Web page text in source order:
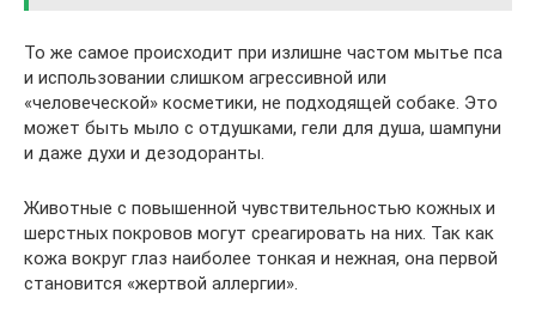
То же самое происходит при излишне частом мытье пса
и использовании слишком агрессивной или
«человеческой» косметики, не подходящей собаке. Это
может быть мыло с отдушками, гели для душа, шампуни
и даже духи и дезодоранты.
Животные с повышенной чувствительностью кожных и
шерстных покровов могут среагировать на них. Так как
кожа вокруг глаз наиболее тонкая и нежная, она первой
становится «жертвой аллергии».